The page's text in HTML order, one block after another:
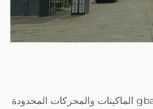
تقع شركة تانشينغ كونتي هونgbaoyuan الماكينات والمحركات المحدودة